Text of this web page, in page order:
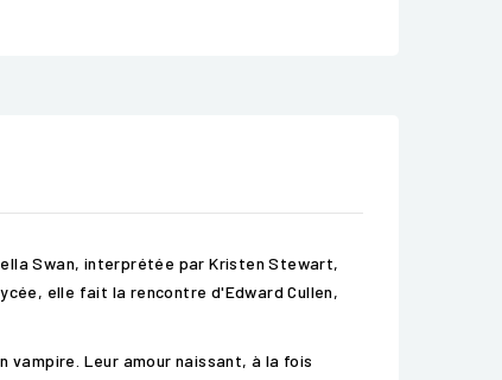
Swan, interprétée par Kristen Stewart,
elle fait la rencontre d'Edward Cullen,
vampire. Leur amour naissant, à la fois